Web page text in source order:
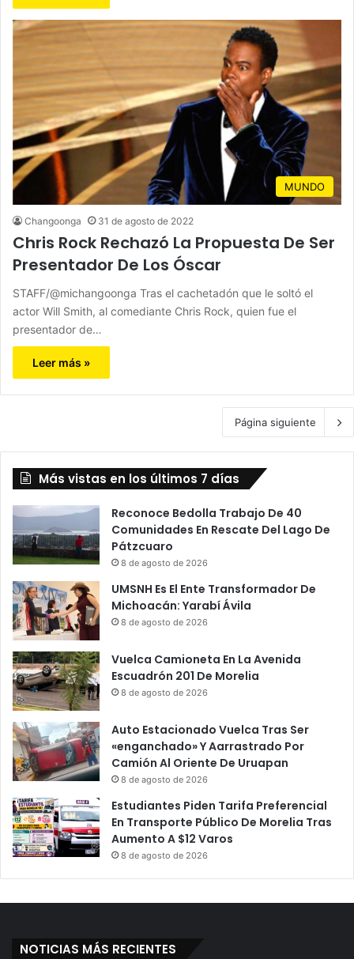
MUNDO
Changoonga 31 de agosto de 2022
Chris Rock Rechazó La Propuesta De Ser
Presentador De Los Óscar
STAFF/@michangoonga Tras el cachetadón que le soltó el
actor Will Smith, al comediante Chris Rock, quien fue el
presentador de…
Leer más »
Página siguiente
Más vistas en los últimos 7 días
Reconoce Bedolla Trabajo De 40
Comunidades En Rescate Del Lago De
Pátzcuaro
8 de agosto de 2026
UMSNH Es El Ente Transformador De
Michoacán: Yarabí Ávila
8 de agosto de 2026
Vuelca Camioneta En La Avenida
Escuadrón 201 De Morelia
8 de agosto de 2026
Auto Estacionado Vuelca Tras Ser
«enganchado» Y Aarrastrado Por
Camión Al Oriente De Uruapan
8 de agosto de 2026
Estudiantes Piden Tarifa Preferencial
En Transporte Público De Morelia Tras
Aumento A $12 Varos
8 de agosto de 2026
NOTICIAS MÁS RECIENTES